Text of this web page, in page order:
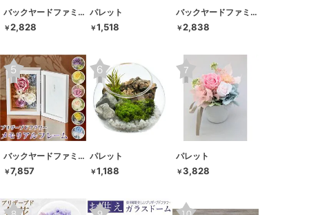
バックヤードファミリー
￥2,828
パレット
￥1,518
バックヤードファミリー
￥2,838
バックヤードファミリー
￥7,857
パレット
￥1,188
パレット
￥3,828